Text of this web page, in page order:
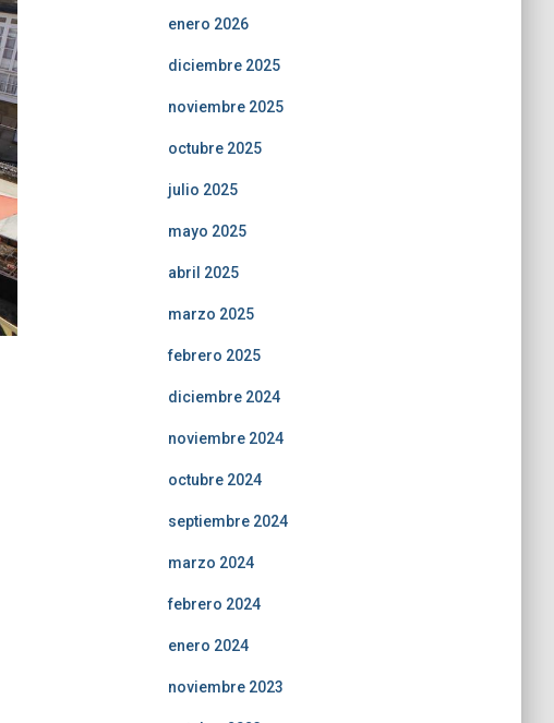
enero 2026
diciembre 2025
noviembre 2025
octubre 2025
julio 2025
mayo 2025
abril 2025
marzo 2025
febrero 2025
diciembre 2024
noviembre 2024
octubre 2024
septiembre 2024
marzo 2024
febrero 2024
enero 2024
noviembre 2023